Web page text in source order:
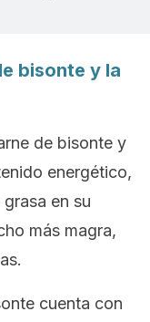
bisonte y la
de bisonte y
energético,
en su
más magra,
cuenta con